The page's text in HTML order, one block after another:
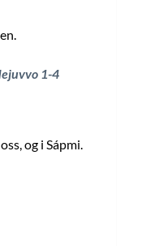
1-4
og i Sápmi.